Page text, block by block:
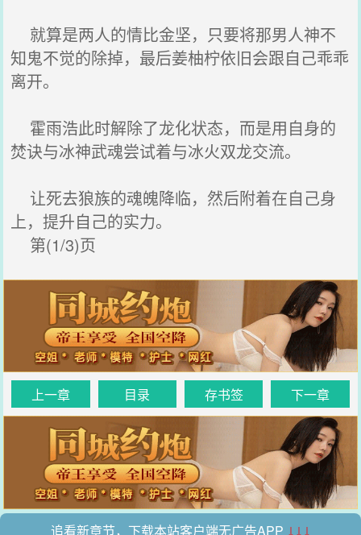
就算是两人的情比金坚，只要将那男人神不
知鬼不觉的除掉，最后姜柚柠依旧会跟自己乖乖
离开。
霍雨浩此时解除了龙化状态，而是用自身的
焚诀与冰神武魂尝试着与冰火双龙交流。
让死去狼族的魂魄降临，然后附着在自己身
上，提升自己的实力。
第(1/3)页
上一章 目录 存书签 下一章
追看新章节，下载本站客户端无广告APP ↓↓↓